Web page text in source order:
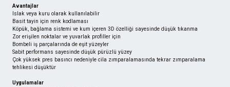
Avantajlar
Islak veya kuru olarak kullanılabilir
Basit tayin için renk kodlaması
Köpük, bağlama sistemi ve kum içeren 3D özelliği sayesinde düşük tıkanma
Zor erişilen noktalar ve yuvarlak profiller için
Bombeli iş parçalarında de eşit yüzeyler
Sabit performans sayesinde düşük pürüzlü yüzey
Çok yüksek pres basıncı nedeniyle cila zımparalamasında tekrar zımparalama
tehlikesi düşüktür
Uygulamalar